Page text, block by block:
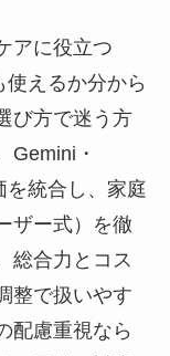
アに役立つ
えるか分から
び方で迷う方
Gemini・
を統合し、家庭
ザー式）を徹
総合力とコス
整で扱いやす
配慮重視なら